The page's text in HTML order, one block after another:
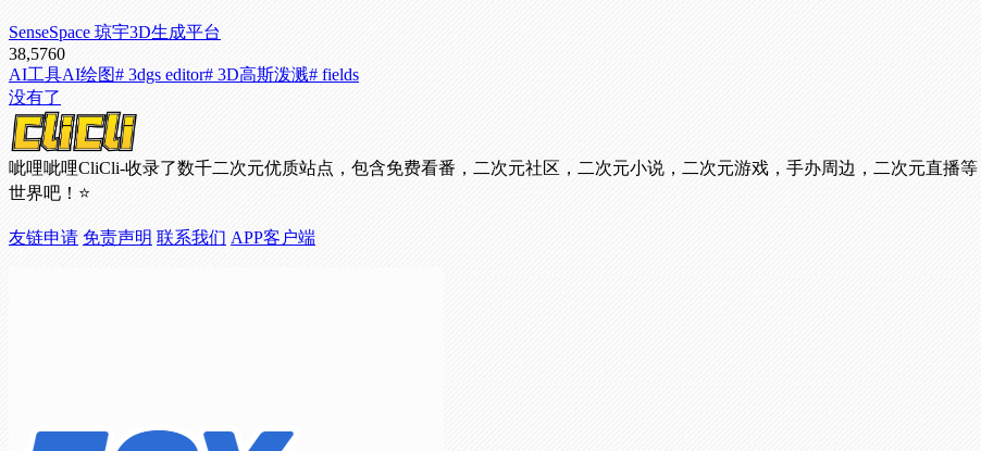
SenseSpace 琼宇3D生成平台
38,5760
AI工具AI绘图# 3dgs editor# 3D高斯泼溅# fields
没有了
呲哩呲哩CliCli-收录了数千二次元优质站点，包含免费看番，二次元社区，二次元小说，二次元游戏，手办周边，二次元直播
世界吧！⭐
友链申请 免责声明 联系我们 APP客户端